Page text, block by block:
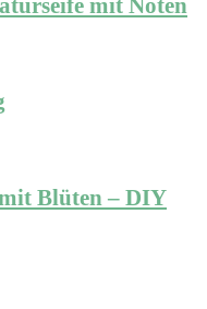
mit Noten
Blüten – DIY